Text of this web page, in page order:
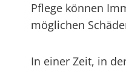
Pflege können
möglichen
In einer Zeit, in